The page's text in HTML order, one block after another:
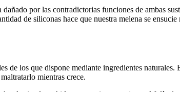
por las contradictorias funciones de ambas
de siliconas hace que nuestra melena se
de los que dispone mediante ingredientes
mientras crece.